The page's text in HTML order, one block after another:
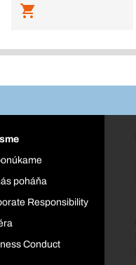
poháňa
Responsibility
Conduct